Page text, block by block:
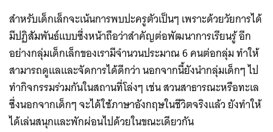
สำหรับเด็กเล็กจะเน้นการพบปะครูตัวเป็นๆ เพราะด้วยวัยการได้
มีปฏิสัมพันธ์แบบซึ่งหน้าถือว่าสำคัญต่อพัฒนาการเรียนรู้ อีก
อย่างกลุ่มเด็กเล็กของเรามีจำนวนประมาณ 6 คนต่อกลุ่ม ทำให้
สามารถดูแลและจัดการได้ดีกว่า นอกจากนี้ยังนำกลุ่มเด็กๆ ไป
ทำกิจกรรมร่วมกันในสถานที่โล่งๆ เช่น สวนสาธารณะหรือทะเล
ซึ่งนอกจากเด็กๆ จะได้ใช้ภาษาอังกฤษในชีวิตจริงแล้ว ยังทำให้
ได้เล่นสนุกและพักผ่อนไปด้วยในขณะเดียวกัน